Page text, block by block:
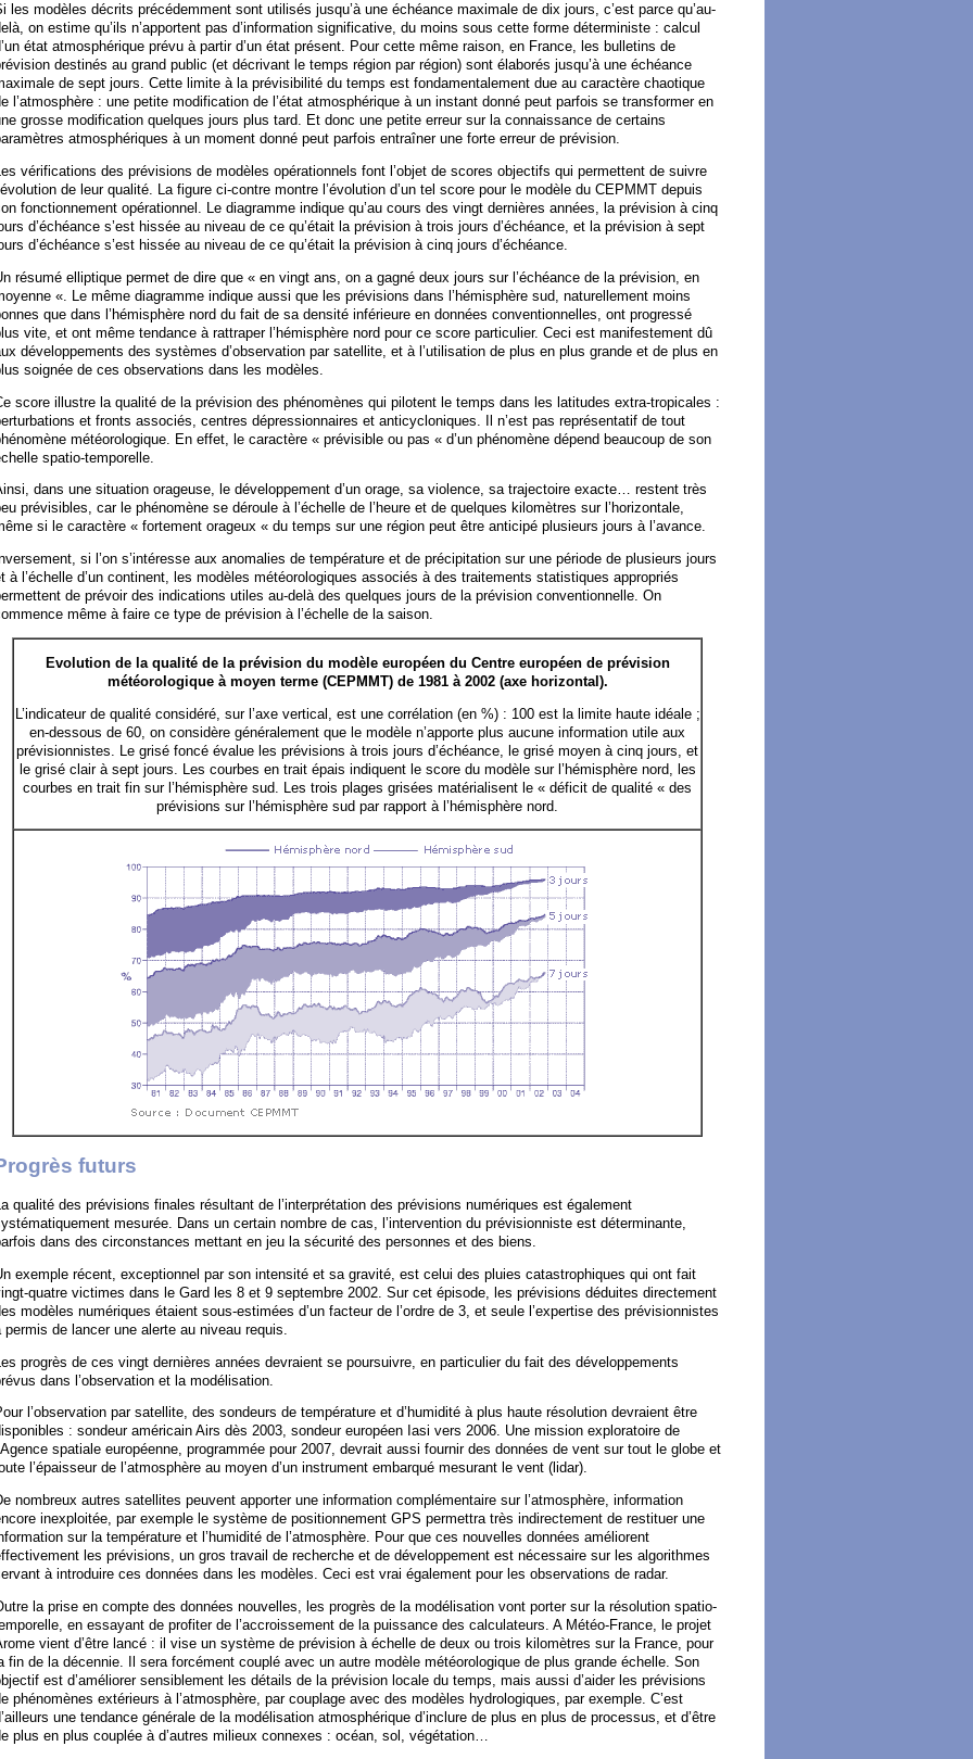
les modèles décrits précédemment sont utilisés jusqu’à une échéance maximale de dix jours, c’est parce qu’au-
on estime qu’ils n’apportent pas d’information significative, du moins sous cette forme déterministe : calcul
état atmosphérique prévu à partir d’un état présent. Pour cette même raison, en France, les bulletins de
destinés au grand public (et décrivant le temps région par région) sont élaborés jusqu’à une échéance
de sept jours. Cette limite à la prévisibilité du temps est fondamentalement due au caractère chaotique
l’atmosphère : une petite modification de l’état atmosphérique à un instant donné peut parfois se transformer en
grosse modification quelques jours plus tard. Et donc une petite erreur sur la connaissance de certains
atmosphériques à un moment donné peut parfois entraîner une forte erreur de prévision.
vérifications des prévisions de modèles opérationnels font l’objet de scores objectifs qui permettent de suivre
de leur qualité. La figure ci-contre montre l’évolution d’un tel score pour le modèle du CEPMMT depuis
fonctionnement opérationnel. Le diagramme indique qu’au cours des vingt dernières années, la prévision à cinq
d’échéance s’est hissée au niveau de ce qu’était la prévision à trois jours d’échéance, et la prévision à sept
d’échéance s’est hissée au niveau de ce qu’était la prévision à cinq jours d’échéance.
résumé elliptique permet de dire que « en vingt ans, on a gagné deux jours sur l’échéance de la prévision, en
«. Le même diagramme indique aussi que les prévisions dans l’hémisphère sud, naturellement moins
que dans l’hémisphère nord du fait de sa densité inférieure en données conventionnelles, ont progressé
vite, et ont même tendance à rattraper l’hémisphère nord pour ce score particulier. Ceci est manifestement dû
développements des systèmes d’observation par satellite, et à l’utilisation de plus en plus grande et de plus en
soignée de ces observations dans les modèles.
score illustre la qualité de la prévision des phénomènes qui pilotent le temps dans les latitudes extra-tropicales :
et fronts associés, centres dépressionnaires et anticycloniques. Il n’est pas représentatif de tout
météorologique. En effet, le caractère « prévisible ou pas « d’un phénomène dépend beaucoup de son
spatio-temporelle.
dans une situation orageuse, le développement d’un orage, sa violence, sa trajectoire exacte… restent très
prévisibles, car le phénomène se déroule à l’échelle de l’heure et de quelques kilomètres sur l’horizontale,
si le caractère « fortement orageux « du temps sur une région peut être anticipé plusieurs jours à l’avance.
si l’on s’intéresse aux anomalies de température et de précipitation sur une période de plusieurs jours
à l’échelle d’un continent, les modèles météorologiques associés à des traitements statistiques appropriés
de prévoir des indications utiles au-delà des quelques jours de la prévision conventionnelle. On
même à faire ce type de prévision à l’échelle de la saison.
Evolution de la qualité de la prévision du modèle européen du Centre européen de prévision
météorologique à moyen terme (CEPMMT) de 1981 à 2002 (axe horizontal).
L’indicateur de qualité considéré, sur l’axe vertical, est une corrélation (en %) : 100 est la limite haute idéale ;
en-dessous de 60, on considère généralement que le modèle n’apporte plus aucune information utile aux
prévisionnistes. Le grisé foncé évalue les prévisions à trois jours d’échéance, le grisé moyen à cinq jours, et
le grisé clair à sept jours. Les courbes en trait épais indiquent le score du modèle sur l’hémisphère nord, les
courbes en trait fin sur l’hémisphère sud. Les trois plages grisées matérialisent le « déficit de qualité « des
prévisions sur l’hémisphère sud par rapport à l’hémisphère nord.
futurs
La qualité des prévisions finales résultant de l’interprétation des prévisions numériques est également
mesurée. Dans un certain nombre de cas, l’intervention du prévisionniste est déterminante,
dans des circonstances mettant en jeu la sécurité des personnes et des biens.
exemple récent, exceptionnel par son intensité et sa gravité, est celui des pluies catastrophiques qui ont fait
quatre victimes dans le Gard les 8 et 9 septembre 2002. Sur cet épisode, les prévisions déduites directement
modèles numériques étaient sous-estimées d’un facteur de l’ordre de 3, et seule l’expertise des prévisionnistes
permis de lancer une alerte au niveau requis.
progrès de ces vingt dernières années devraient se poursuivre, en particulier du fait des développements
dans l’observation et la modélisation.
l’observation par satellite, des sondeurs de température et d’humidité à plus haute résolution devraient être
: sondeur américain Airs dès 2003, sondeur européen Iasi vers 2006. Une mission exploratoire de
spatiale européenne, programmée pour 2007, devrait aussi fournir des données de vent sur tout le globe et
l’épaisseur de l’atmosphère au moyen d’un instrument embarqué mesurant le vent (lidar).
nombreux autres satellites peuvent apporter une information complémentaire sur l’atmosphère, information
inexploitée, par exemple le système de positionnement GPS permettra très indirectement de restituer une
sur la température et l’humidité de l’atmosphère. Pour que ces nouvelles données améliorent
les prévisions, un gros travail de recherche et de développement est nécessaire sur les algorithmes
à introduire ces données dans les modèles. Ceci est vrai également pour les observations de radar.
la prise en compte des données nouvelles, les progrès de la modélisation vont porter sur la résolution spatio-
en essayant de profiter de l’accroissement de la puissance des calculateurs. A Météo-France, le projet
vient d’être lancé : il vise un système de prévision à échelle de deux ou trois kilomètres sur la France, pour
fin de la décennie. Il sera forcément couplé avec un autre modèle météorologique de plus grande échelle. Son
est d’améliorer sensiblement les détails de la prévision locale du temps, mais aussi d’aider les prévisions
phénomènes extérieurs à l’atmosphère, par couplage avec des modèles hydrologiques, par exemple. C’est
une tendance générale de la modélisation atmosphérique d’inclure de plus en plus de processus, et d’être
plus en plus couplée à d’autres milieux connexes : océan, sol, végétation…